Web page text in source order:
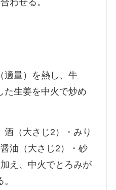
適量）を熱し、牛
た生姜を中火で炒め
酒（大さじ2）・みり
油（大さじ2）・砂
え、中火でとろみが